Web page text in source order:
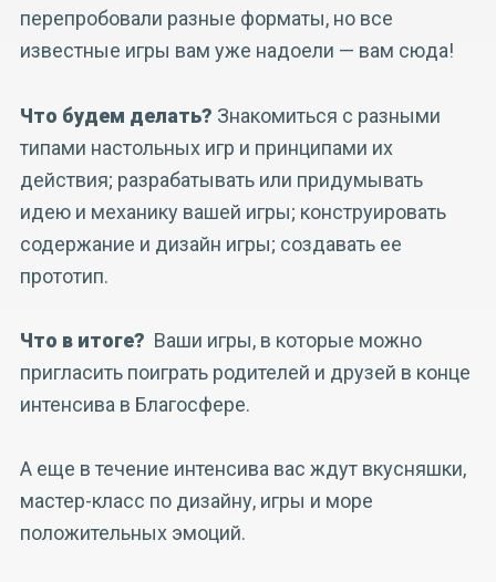
перепробовали разные форматы, но все
известные игры вам уже надоели — вам сюда!
Что будем делать? Знакомиться с разными
типами настольных игр и принципами их
действия; разрабатывать или придумывать
идею и механику вашей игры; конструировать
содержание и дизайн игры; создавать ее
прототип.
Что в итоге? Ваши игры, в которые можно
пригласить поиграть родителей и друзей в конце
интенсива в Благосфере.
А еще в течение интенсива вас ждут вкусняшки,
мастер-класс по дизайну, игры и море
положительных эмоций.